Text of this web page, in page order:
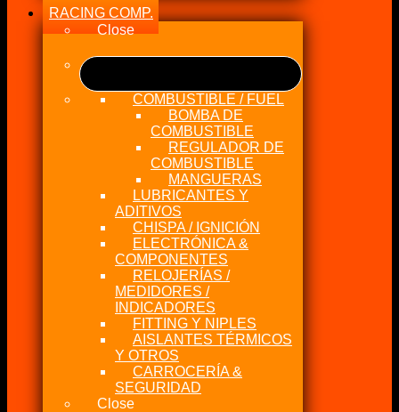
RACING COMP.
Close
COMBUSTIBLE / FUEL
BOMBA DE
COMBUSTIBLE
REGULADOR DE
COMBUSTIBLE
MANGUERAS
LUBRICANTES Y
ADITIVOS
CHISPA / IGNICIÓN
ELECTRÓNICA &
COMPONENTES
RELOJERÍAS /
MEDIDORES /
INDICADORES
FITTING Y NIPLES
AISLANTES TÉRMICOS
Y OTROS
CARROCERÍA &
SEGURIDAD
Close